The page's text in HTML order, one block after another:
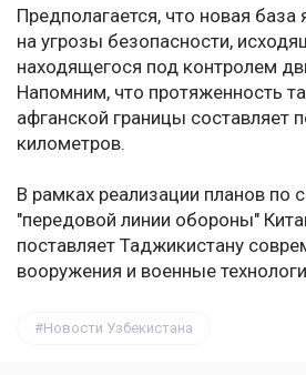
Предполагается, что новая база
на угрозы безопасности,
находящегося под контролем
Напомним, что протяженность
афганской границы составляет
километров.
В рамках реализации планов по
"передовой линии обороны"
поставляет Таджикистану
вооружения и военные
Новости Узбекистана